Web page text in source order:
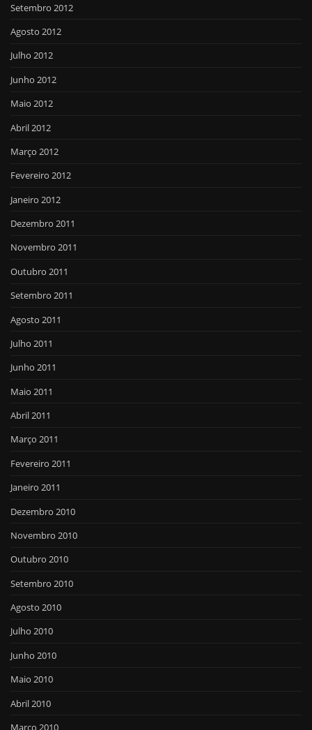
Setembro 2012
Agosto 2012
Julho 2012
Junho 2012
Maio 2012
Abril 2012
Março 2012
Fevereiro 2012
Janeiro 2012
Dezembro 2011
Novembro 2011
Outubro 2011
Setembro 2011
Agosto 2011
Julho 2011
Junho 2011
Maio 2011
Abril 2011
Março 2011
Fevereiro 2011
Janeiro 2011
Dezembro 2010
Novembro 2010
Outubro 2010
Setembro 2010
Agosto 2010
Julho 2010
Junho 2010
Maio 2010
Abril 2010
Março 2010